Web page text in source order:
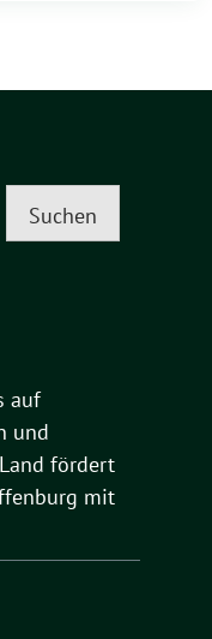
Suchen
auf
und
fördert
mit